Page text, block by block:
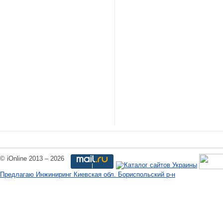
© iOnline 2013 – 2026
Предлагаю Инжиниринг Киевская обл. Бориспольский р-н